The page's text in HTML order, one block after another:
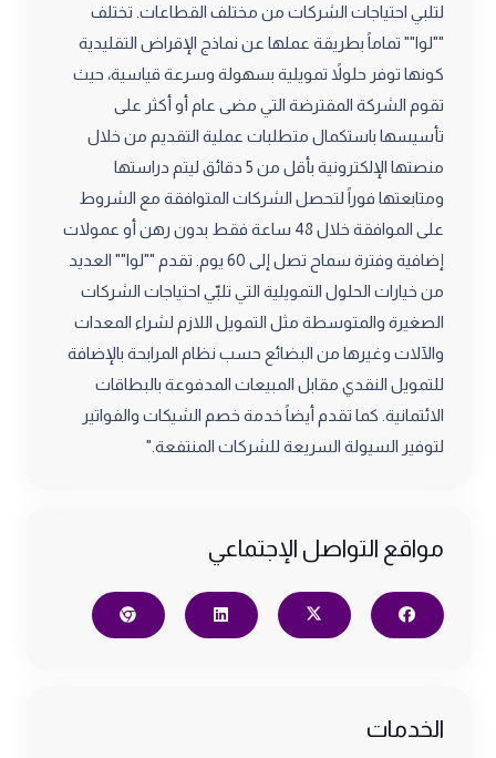
لتلبي احتياجات الشركات من مختلف القطاعات. تختلف
""لوا"" تماماً بطريقة عملها عن نماذج الإقراض التقليدية
كونها توفر حلولاً تمويلية بسهولة وسرعة قياسية، حيث
تقوم الشركة المقترضة التي مضى عام أو أكثر على
تأسيسها باستكمال متطلبات عملية التقديم من خلال
منصتها الإلكترونية بأقل من 5 دقائق ليتم دراستها
ومتابعتها فوراً لتحصل الشركات المتوافقة مع الشروط
على الموافقة خلال 48 ساعة فقط بدون رهن أو عمولات
إضافية وفترة سماح تصل إلى 60 يوم. تقدم ""لوا"" العديد
من خيارات الحلول التمويلية التي تلبّي احتياجات الشركات
الصغيرة والمتوسطة مثل التمويل اللازم لشراء المعدات
والآلات وغيرها من البضائع حسب نظام المرابحة بالإضافة
للتمويل النقدي مقابل المبيعات المدفوعة بالبطاقات
الائتمانية. كما تقدم أيضاً خدمة خصم الشيكات والفواتير
لتوفير السيولة السريعة للشركات المنتفعة."
مواقع التواصل الإجتماعي
الخدمات